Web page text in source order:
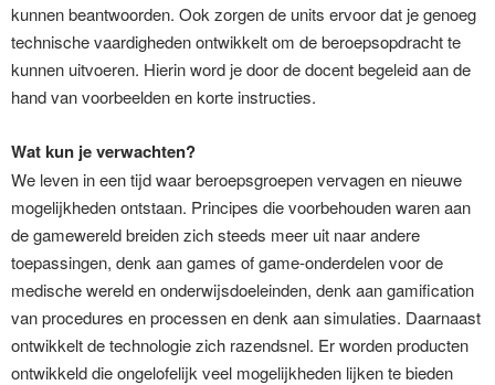
kunnen beantwoorden. Ook zorgen de units ervoor dat je genoeg
technische vaardigheden ontwikkelt om de beroepsopdracht te
kunnen uitvoeren. Hierin word je door de docent begeleid aan de
hand van voorbeelden en korte instructies.
Wat kun je verwachten?
We leven in een tijd waar beroepsgroepen vervagen en nieuwe
mogelijkheden ontstaan. Principes die voorbehouden waren aan
de gamewereld breiden zich steeds meer uit naar andere
toepassingen, denk aan games of game-onderdelen voor de
medische wereld en onderwijsdoeleinden, denk aan gamification
van procedures en processen en denk aan simulaties. Daarnaast
ontwikkelt de technologie zich razendsnel. Er worden producten
ontwikkeld die ongelofelijk veel mogelijkheden lijken te bieden